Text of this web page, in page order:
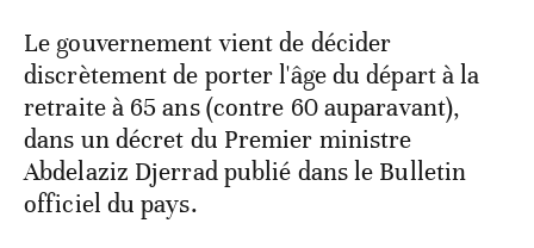
Le gouvernement vient de décider
discrètement de porter l'âge du départ à la
retraite à 65 ans (contre 60 auparavant),
dans un décret du Premier ministre
Abdelaziz Djerrad publié dans le Bulletin
officiel du pays.